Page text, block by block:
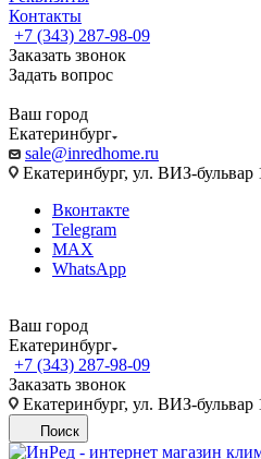
Контакты
+7 (343) 287-98-09
Заказать звонок
Задать вопрос
Ваш город
Екатеринбург
sale@inredhome.ru
Екатеринбург, ул. ВИЗ-
Вконтакте
Telegram
MAX
WhatsApp
Ваш город
Екатеринбург
+7 (343) 287-98-09
Заказать звонок
Екатеринбург, ул. ВИЗ-
Поиск